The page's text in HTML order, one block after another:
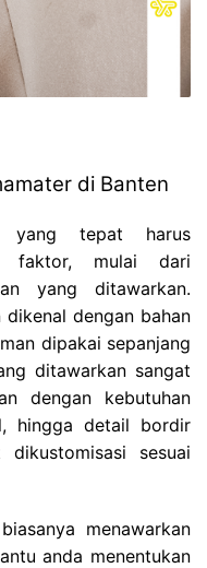
di Banten
yang tepat harus
faktor, mulai dari
yang ditawarkan.
dengan bahan
dipakai sepanjang
ditawarkan sangat
dengan kebutuhan
hingga detail bordir
sesuai
menawarkan
anda menentukan